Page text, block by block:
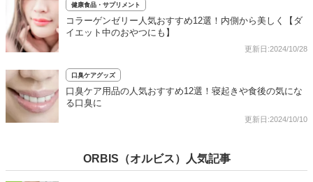
健康食品・サプリメント
コラーゲンゼリー人気おすすめ12選！内側から美しく【ダ
イエット中のおやつにも】
更新日:2024/10/28
口臭ケアグッズ
口臭ケア用品の人気おすすめ12選！寝起きや食後の気にな
る口臭に
更新日:2024/10/10
ORBIS（オルビス）人気記事